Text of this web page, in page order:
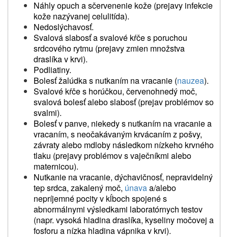
Náhly opuch a sčervenenie kože (prejavy infekcie
kože nazývanej celulitída).
Nedoslýchavosť.
Svalová slabosť a svalové kŕče s poruchou
srdcového rytmu (prejavy zmien množstva
draslíka v krvi).
Podliatiny.
Bolesť žalúdka s nutkaním na vracanie (nauzea).
Svalové kŕče s horúčkou, červenohnedý moč,
svalová bolesť alebo slabosť (prejav problémov so
svalmi).
Bolesť v panve, niekedy s nutkaním na vracanie a
vracaním, s neočakávaným krvácaním z pošvy,
závraty alebo mdloby následkom nízkeho krvného
tlaku (prejavy problémov s vaječníkmi alebo
maternicou).
Nutkanie na vracanie, dýchavičnosť, nepravidelný
tep srdca, zakalený moč, únavaa/alebo
nepríjemné pocity v kĺboch spojené s
abnormálnymi výsledkami laboratórnych testov
(napr. vysoká hladina draslíka, kyseliny močovej a
fosforu a nízka hladina vápnika v krvi).